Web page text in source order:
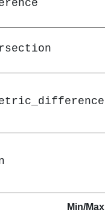
Min/Max